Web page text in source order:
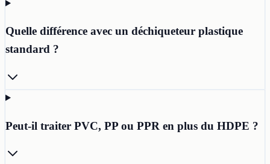
Quelle différence avec un déchiqueteur plastique
standard ?
Peut-il traiter PVC, PP ou PPR en plus du HDPE ?